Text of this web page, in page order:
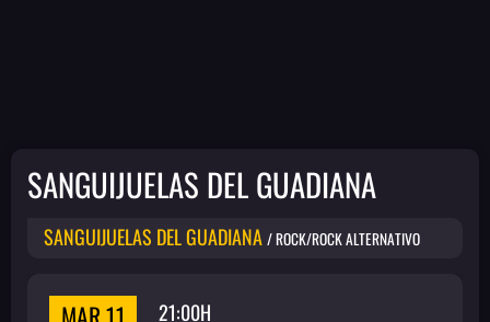
SANGUIJUELAS DEL GUADIANA
SANGUIJUELAS DEL GUADIANA / ROCK/ROCK ALTERNATIVO
21:00H